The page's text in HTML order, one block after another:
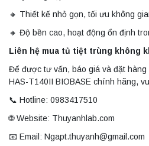
🔸 Thiết kế nhỏ gọn, tối ưu không
🔸 Độ bền cao, hoạt động ổn định
Liên hệ mua tủ tiệt trùng không
Để được tư vấn, báo giá và đặt
HAS-T140II BIOBASE chính hãng,
📞 Hotline: 0983417510
🌐 Website: Thuyanhlab.com
📧 Email: Ngapt.thuyanh@gmail.com